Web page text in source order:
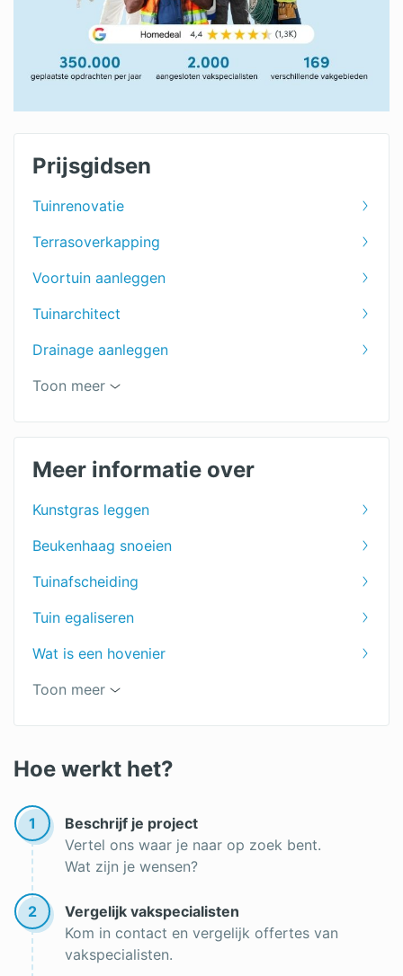
Prijsgidsen
Tuinrenovatie
Terrasoverkapping
Voortuin aanleggen
Tuinarchitect
Drainage aanleggen
Tuin leeghalen
Prieel
Tuinaanleg
Tuinman
Gras aanleggen
Onderhoud gazon
Boom kappen
Toon meer
Meer informatie over
Kunstgras leggen
Beukenhaag snoeien
Tuinafscheiding
Tuin egaliseren
Wat is een hovenier
Onderhoudsvrije tuin
Hovenier offertes
Boom verwijderen
Toon meer
Hoe werkt het?
1
Beschrijf je project
Vertel ons waar je naar op zoek bent.
Wat zijn je wensen?
2
Vergelijk vakspecialisten
Kom in contact en vergelijk offertes van
vakspecialisten.